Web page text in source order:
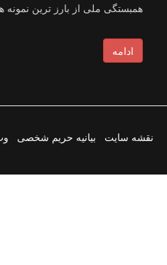
همبستگی ملی از بارز ترین
ادامه
نقشه سایت بیانیه حریم شخصی